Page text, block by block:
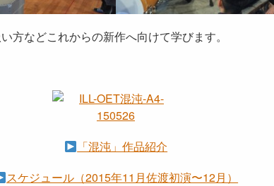
方などこれからの新作へ向けて学びます。
「混沌」作品紹介
スケジュール（2015年11月佐渡初演〜12月）